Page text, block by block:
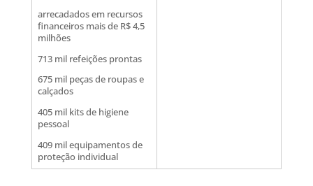
arrecadados em recursos
financeiros mais de R$ 4,5
milhões
713 mil refeições prontas
675 mil peças de roupas e
calçados
405 mil kits de higiene
pessoal
409 mil equipamentos de
proteção individual